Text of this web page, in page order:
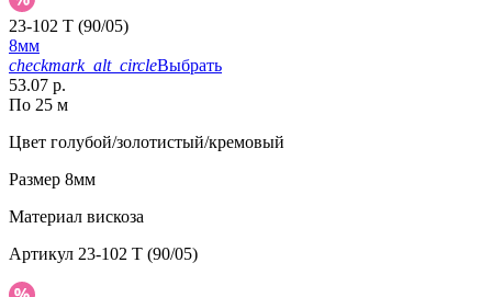
23-102 T (90/05)
8мм
checkmark_alt_circleВыбрать
53.07 р.
По 25 м
Цвет голубой/золотистый/кремовый
Размер 8мм
Материал вискоза
Артикул 23-102 T (90/05)